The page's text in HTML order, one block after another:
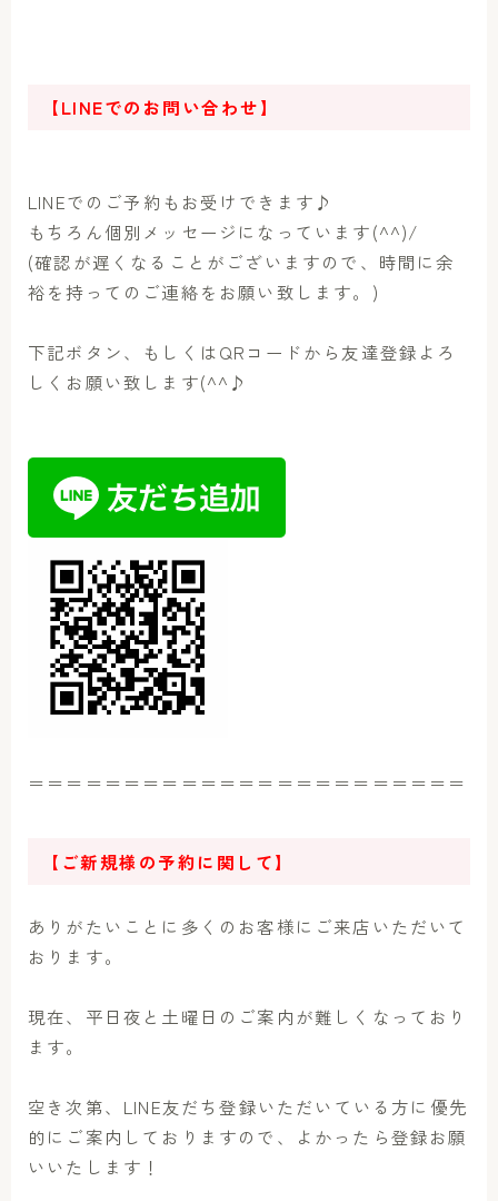
【LINEでのお問い合わせ】
LINEでのご予約もお受けできます♪
もちろん個別メッセージになっています(^^)/
(確認が遅くなることがございますので、時間に余
裕を持ってのご連絡をお願い致します。)
下記ボタン、もしくはQRコードから友達登録よろ
しくお願い致します(^^♪
＝＝＝＝＝＝＝＝＝＝＝＝＝＝＝＝＝＝＝＝＝＝＝
【ご新規様の予約に関して】
ありがたいことに多くのお客様にご来店いただいて
おります。
現在、平日夜と土曜日のご案内が難しくなっており
ます。
空き次第、LINE友だち登録いただいている方に優先
的にご案内しておりますので、よかったら登録お願
いいたします！